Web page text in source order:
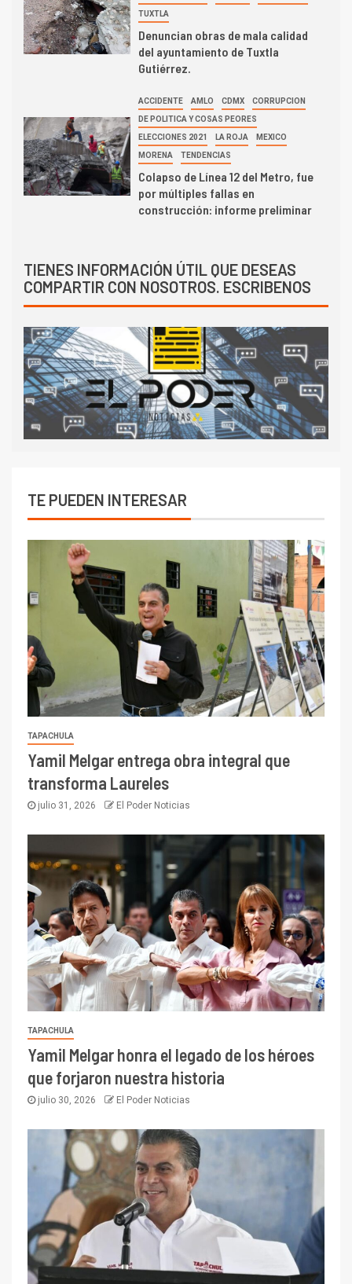
TUXTLA
Denuncian obras de mala calidad
del ayuntamiento de Tuxtla
Gutiérrez.
ACCIDENTE AMLO CDMX CORRUPCION
DE POLITICA Y COSAS PEORES
ELECCIONES 2021 LA ROJA MEXICO
MORENA TENDENCIAS
Colapso de Línea 12 del Metro, fue
por múltiples fallas en
construcción: informe preliminar
TIENES INFORMACIÓN ÚTIL QUE DESEAS
COMPARTIR CON NOSOTROS. ESCRIBENOS
TE PUEDEN INTERESAR
TAPACHULA
Yamil Melgar entrega obra integral que
transforma Laureles
julio 31, 2026 El Poder Noticias
TAPACHULA
Yamil Melgar honra el legado de los héroes
que forjaron nuestra historia
julio 30, 2026 El Poder Noticias